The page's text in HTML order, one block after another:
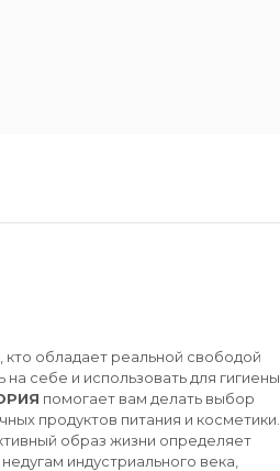
обладает реальной свободой
на себе и использовать для гигиены
помогает вам делать выбор
продуктов питания и косметики.
образ жизни определяет
индустриального века,